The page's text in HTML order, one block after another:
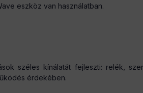
eszköz van használatban.
széles kínálatát fejleszti: relék,
érdekében.